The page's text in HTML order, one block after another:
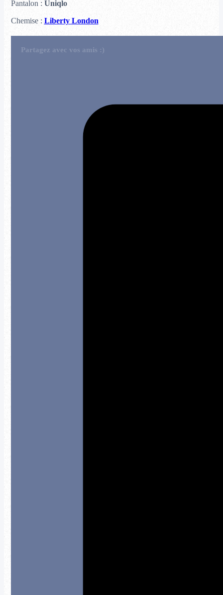
Pantalon : Uniqlo
Chemise : Liberty London
Partagez avec vos amis :)